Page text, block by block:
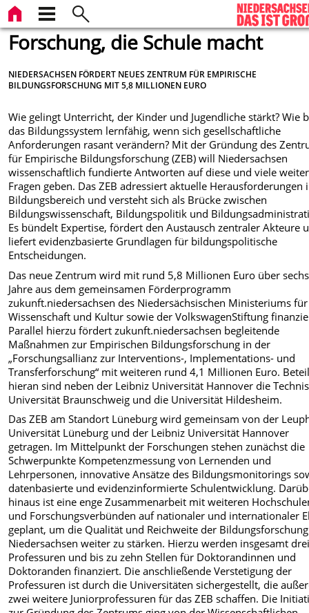
Forschung, die Schule macht
NIEDERSACHSEN FÖRDERT NEUES ZENTRUM FÜR EMPIRISCHE
BILDUNGSFORSCHUNG MIT 5,8 MILLIONEN EURO
Wie gelingt Unterricht, der Kinder und Jugendliche stärkt? Wie
das Bildungssystem lernfähig, wenn sich gesellschaftliche
Anforderungen rasant verändern? Mit der Gründung des
für Empirische Bildungsforschung (ZEB) will Niedersachsen
wissenschaftlich fundierte Antworten auf diese und viele
Fragen geben. Das ZEB adressiert aktuelle Herausforderungen
Bildungsbereich und versteht sich als Brücke zwischen
Bildungswissenschaft, Bildungspolitik und
Es bündelt Expertise, fördert den Austausch zentraler Akteure
liefert evidenzbasierte Grundlagen für bildungspolitische
Entscheidungen.
Das neue Zentrum wird mit rund 5,8 Millionen Euro über sechs
Jahre aus dem gemeinsamen Förderprogramm
zukunft.niedersachsen des Niedersächsischen Ministeriums für
Wissenschaft und Kultur sowie der VolkswagenStiftung
Parallel hierzu fördert zukunft.niedersachsen begleitende
Maßnahmen zur Empirischen Bildungsforschung in der
„Forschungsallianz zur Interventions-, Implementations- und
Transferforschung“ mit weiteren rund 4,1 Millionen Euro.
hieran sind neben der Leibniz Universität Hannover die
Universität Braunschweig und die Universität Hildesheim.
Das ZEB am Standort Lüneburg wird gemeinsam von der
Universität Lüneburg und der Leibniz Universität Hannover
getragen. Im Mittelpunkt der Forschungen stehen zunächst die
Schwerpunkte Kompetenzmessung von Lernenden und
Lehrpersonen, innovative Ansätze des Bildungsmonitorings
datenbasierte und evidenzinformierte Schulentwicklung.
hinaus ist eine enge Zusammenarbeit mit weiteren
und Forschungsverbünden auf nationaler und internationaler
geplant, um die Qualität und Reichweite der
Niedersachsen weiter zu stärken. Hierzu werden insgesamt
Professuren und bis zu zehn Stellen für Doktorandinnen und
Doktoranden finanziert. Die anschließende Verstetigung der
Professuren ist durch die Universitäten sichergestellt, die
zwei weitere Juniorprofessuren für das ZEB schaffen. Die